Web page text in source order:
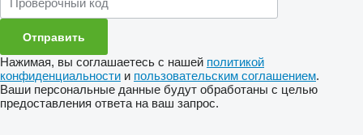
Нажимая, вы соглашаетесь с нашей политикой
конфиденциальности и пользовательским соглашением.
Ваши персональные данные будут обработаны с целью
предоставления ответа на ваш запрос.